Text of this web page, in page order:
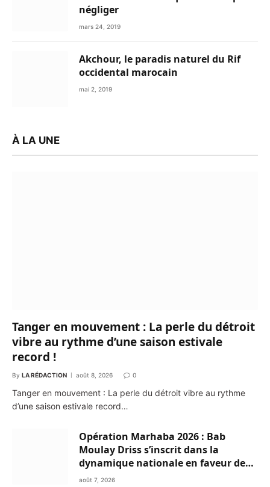
négliger
mars 24, 2019
Akchour, le paradis naturel du Rif
occidental marocain
mai 2, 2019
À LA UNE
Tanger en mouvement : La perle du détroit
vibre au rythme d’une saison estivale
record !
By LA RÉDACTION août 8, 2026 0
Tanger en mouvement : La perle du détroit vibre au rythme
d’une saison estivale record…
Opération Marhaba 2026 : Bab
Moulay Driss s’inscrit dans la
dynamique nationale en faveur des
Marocains du Monde
août 7, 2026